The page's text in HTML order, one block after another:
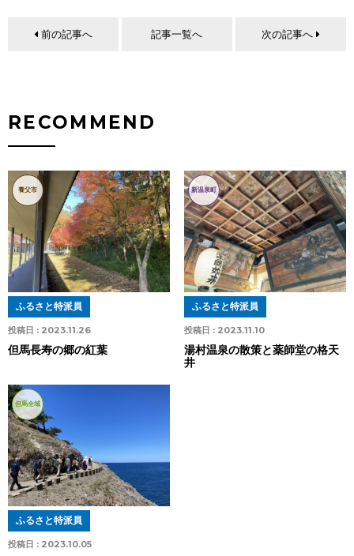
前の記事へ 記事一覧へ 次の記事へ
RECOMMEND
養父市
投稿日 : 2023.11.26
ふるさと特派員
但馬長寿の郷の紅葉
新温泉町
投稿日 : 2023.11.10
ふるさと特派員
湯村温泉の散策と薬師堂の格天
井
但馬全域
投稿日 : 2023.10.05
ふるさと特派員